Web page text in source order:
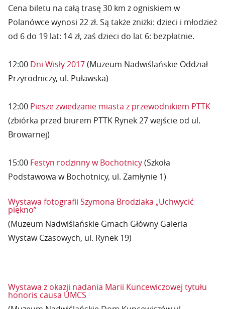
Cena biletu na całą trasę 30 km z ogniskiem w
Polanówce wynosi 22 zł. Są także zniżki: dzieci i młodzież
od 6 do 19 lat: 14 zł, zaś dzieci do lat 6: bezpłatnie.
12:00 Dni Wisły 2017(Muzeum Nadwiślańskie Oddział
Przyrodniczy, ul. Puławska)
12:00 Piesze zwiedzanie miasta z przewodnikiem PTTK
(zbiórka przed biurem PTTK Rynek 27 wejście od ul.
Browarnej)
15:00 Festyn rodzinny w Bochotnicy(Szkoła
Podstawowa w Bochotnicy, ul. Zamłynie 1)
Wystawa fotografii Szymona Brodziaka „Uchwycić
piękno”
(Muzeum Nadwiślańskie Gmach Główny Galeria
Wystaw Czasowych, ul. Rynek 19)
Wystawa z okazji nadania Marii Kuncewiczowej tytułu
honoris causa UMCS